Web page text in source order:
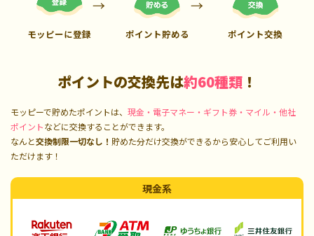
モッピーに登録 ポイント貯める ポイント交換
ポイントの交換先は約60種類 ！
モッピーで貯めたポイントは、 現金・電子マネー・ギフト券・マイル・他社
ポイントなどに交換することができます。
なんと交換制限一切なし！ 貯めた分だけ交換ができるから安心してご利用い
ただけます！
現金系